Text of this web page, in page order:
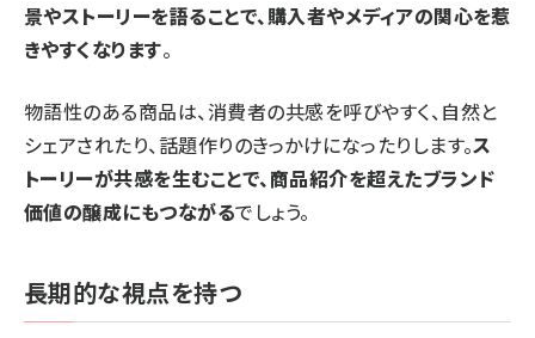
景やストーリーを語ることで、購入者やメディアの関心を惹
きやすくなります。
物語性のある商品は、消費者の共感を呼びやすく、自然と
シェアされたり、話題作りのきっかけになったりします。ス
トーリーが共感を生むことで、商品紹介を超えたブランド
価値の醸成にもつながるでしょう。
長期的な視点を持つ